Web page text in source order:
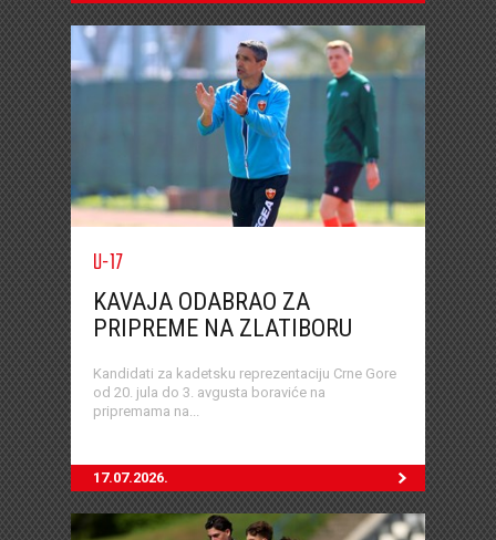
U-17
KAVAJA ODABRAO ZA
PRIPREME NA ZLATIBORU
Kandidati za kadetsku reprezentaciju Crne Gore
od 20. jula do 3. avgusta boraviće na
pripremama na...
17.07.2026.